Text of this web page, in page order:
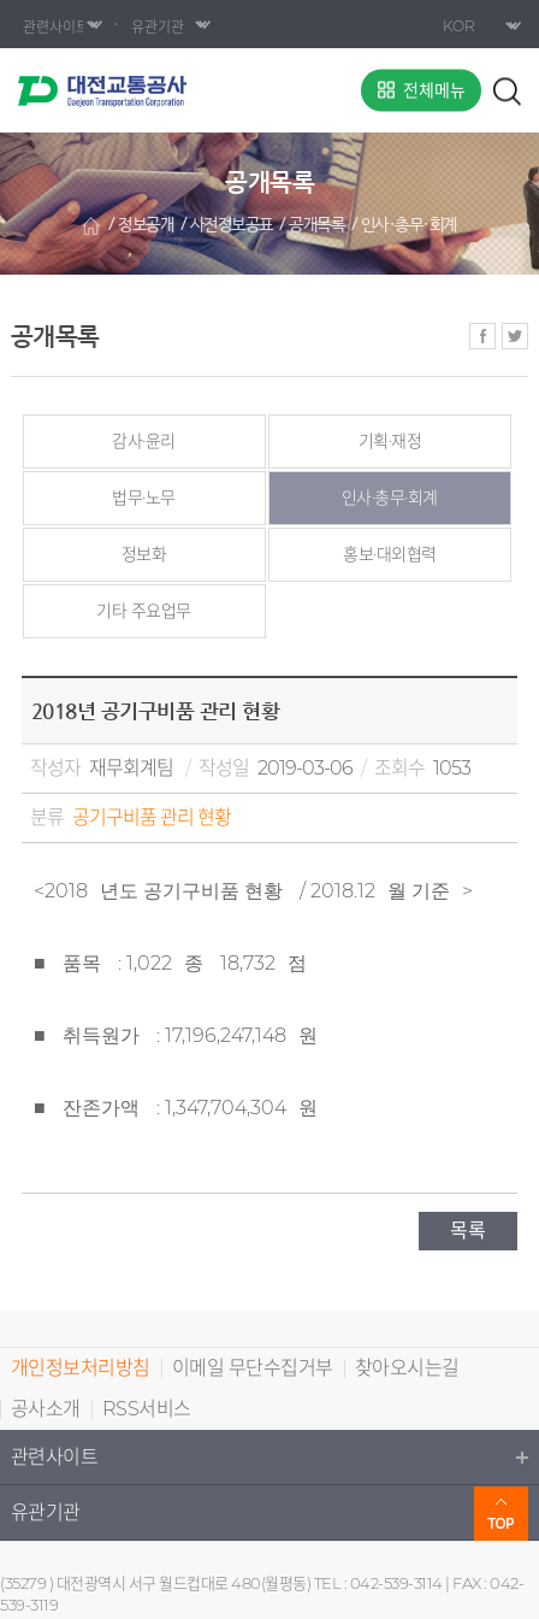
전체메뉴
공개목록
정보공개 사전정보공표 공개목록 인사·총무·회계
공개목록
감사·윤리 기획·재정
법무·노무 인사·총무·회계
정보화 홍보·대외협력
기타 주요업무
2018년 공기구비품 관리 현황
작성자 재무회계팀 작성일 2019-03-06 조회수 1053
분류 공기구비품 관리 현황
<2018 년도 공기구비품 현황 / 2018.12 월 기준 >
■ 품목 : 1,022 종 18,732 점
■ 취득원가 : 17,196,247,148 원
■ 잔존가액 : 1,347,704,304 원
목록
개인정보처리방침 이메일 무단수집거부
찾아오시는길
공사소개
RSS서비스
관련사이트
유관기관
(35279 ) 대전광역시 서구 월드컵대로 480(월평동) TEL : 042-539-3114 | FAX : 042-
539-3119